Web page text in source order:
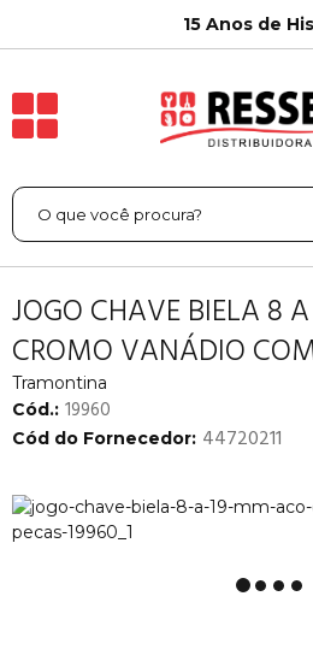
15 Anos de
JOGO CHAVE BIELA 8
CROMO VANÁDIO
Tramontina
Cód.: 19960
Cód do Fornecedor: 44720211